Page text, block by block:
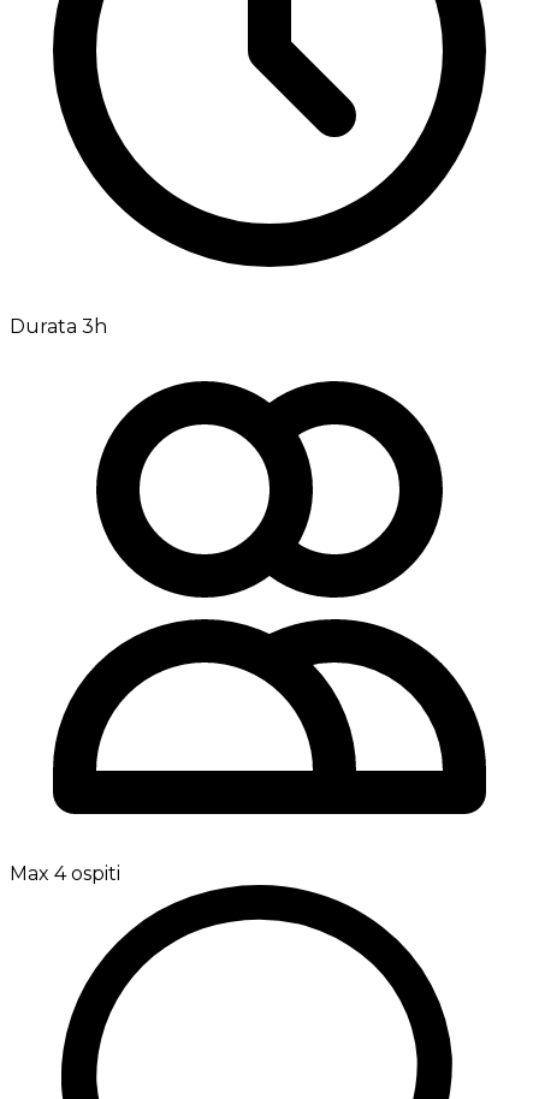
Durata 3h
Max 4 ospiti